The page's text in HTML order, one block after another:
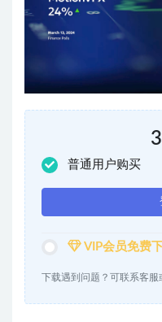
普通用户购买
VIP会员免费
下载遇到问题？可联系客服